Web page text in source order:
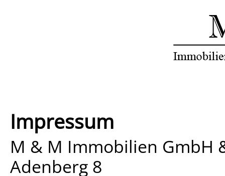
Impressum
M & M Immobilien GmbH
Adenberg 8